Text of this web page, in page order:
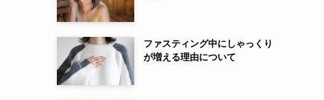
ファスティング中にしゃっくり
が増える理由について